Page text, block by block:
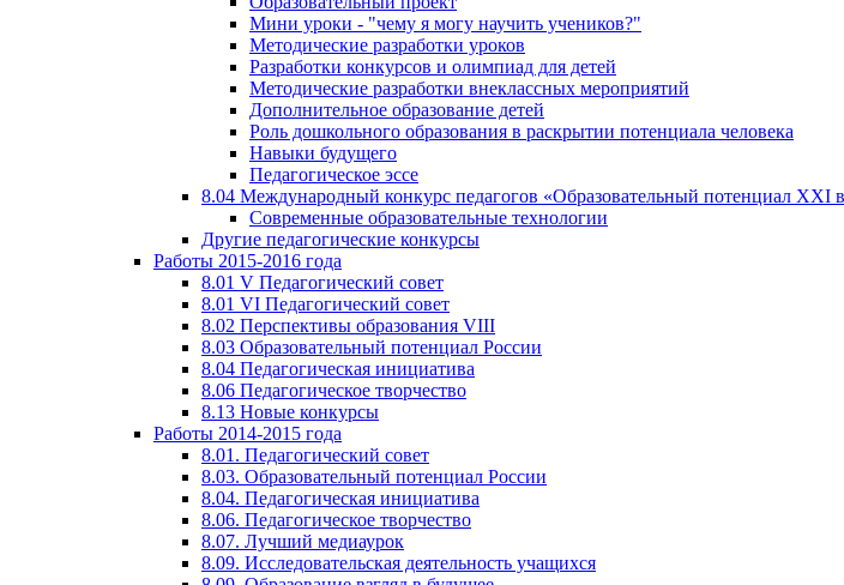
Мини уроки - "чему я могу научить учеников?"
Методические разработки уроков
Разработки конкурсов и олимпиад для детей
Методические разработки внеклассных мероприятий
Дополнительное образование детей
Роль дошкольного образования в раскрытии потенциала человека
Навыки будущего
Педагогическое эссе
8.04 Международный конкурс педагогов «Образовательный потенциал XXI
Современные образовательные технологии
Другие педагогические конкурсы
Работы 2015-2016 года
8.01 V Педагогический совет
8.01 VI Педагогический совет
8.02 Перспективы образования VIII
8.03 Образовательный потенциал России
8.04 Педагогическая инициатива
8.06 Педагогическое творчество
8.13 Новые конкурсы
Работы 2014-2015 года
8.01. Педагогический совет
8.03. Образовательный потенциал России
8.04. Педагогическая инициатива
8.06. Педагогическое творчество
8.07. Лучший медиаурок
8.09. Исследовательская деятельность учащихся